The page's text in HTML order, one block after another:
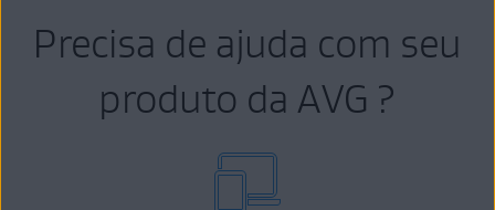
Precisa de ajuda com seu
produto da AVG ?